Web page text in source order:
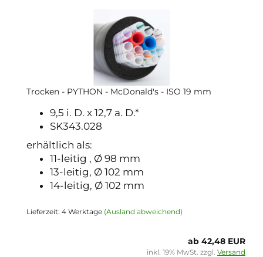
Trocken - PYTHON - McDonald's - ISO 19 mm
9,5 i. D. x 12,7 a. D.*
SK343.028
erhältlich als:
11-leitig , Ø 98 mm
13-leitig, Ø 102 mm
14-leitig, Ø 102 mm
Lieferzeit: 4 Werktage (Ausland abweichend)
ab 42,48 EUR
inkl. 19% MwSt. zzgl. Versand